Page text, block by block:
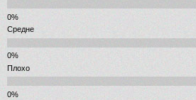
Средне
Плохо